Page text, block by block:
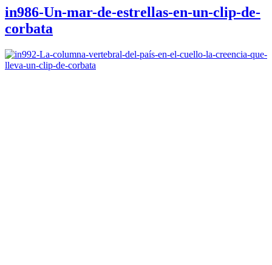
in986-Un-mar-de-estrellas-en-un-clip-de-
corbata